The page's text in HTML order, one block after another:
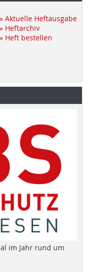
» Aktuelle Heftausgabe
» Heftarchiv
» Heft bestellen
im Jahr rund um